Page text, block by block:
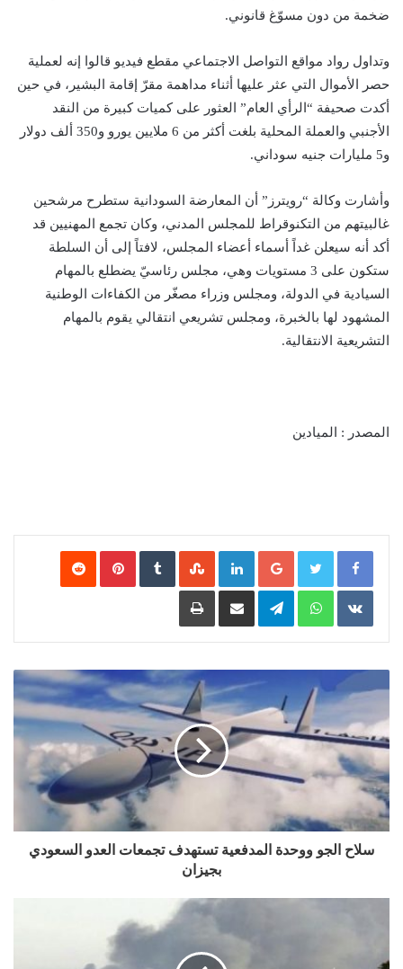
ضخمة من دون مسوّغ قانوني.
وتداول رواد مواقع التواصل الاجتماعي مقطع فيديو قالوا إنه لعملية
حصر الأموال التي عثر عليها أثناء مداهمة مقرّ إقامة البشير، في حين
أكدت صحيفة “الرأي العام” العثور على كميات كبيرة من النقد
الأجنبي والعملة المحلية بلغت أكثر من 6 ملايين يورو و350 ألف دولار
و5 مليارات جنيه سوداني.
وأشارت وكالة “رويترز” أن المعارضة السودانية ستطرح مرشحين
غالبيتهم من التكنوقراط للمجلس المدني، وكان تجمع المهنيين قد
أكد أنه سيعلن غداً أسماء أعضاء المجلس، لافتاً إلى أن السلطة
ستكون على 3 مستويات وهي، مجلس رئاسيّ يضطلع بالمهام
السيادية في الدولة، ومجلس وزراء مصغّر من الكفاءات الوطنية
المشهود لها بالخبرة، ومجلس تشريعي انتقالي يقوم بالمهام
التشريعية الانتقالية.
المصدر : الميادين
Google+
LinkedIn
‏StumbleUpon
‏VKontakte
WhatsApp
Telegram مشاركة عبر البريد طباعة
سلاح الجو ووحدة المدفعية تستهدف تجمعات العدو السعودي
بجيزان